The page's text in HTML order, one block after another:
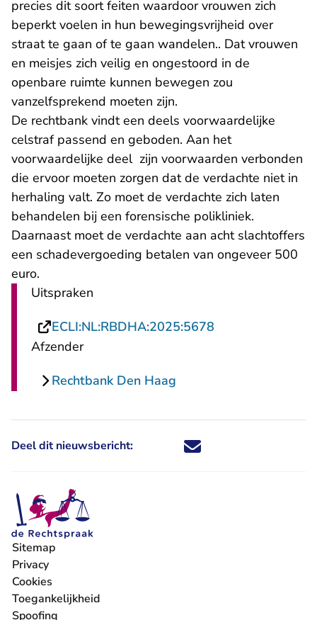
precies dit soort feiten waardoor vrouwen zich
beperkt voelen in hun bewegingsvrijheid over
straat te gaan of te gaan wandelen.. Dat vrouwen
en meisjes zich veilig en ongestoord in de
openbare ruimte kunnen bewegen zou
vanzelfsprekend moeten zijn.
De rechtbank vindt een deels voorwaardelijke
celstraf passend en geboden. Aan het
voorwaardelijke deel zijn voorwaarden verbonden
die ervoor moeten zorgen dat de verdachte niet in
herhaling valt. Zo moet de verdachte zich laten
behandelen bij een forensische polikliniek.
Daarnaast moet de verdachte aan acht slachtoffers
een schadevergoeding betalen van ongeveer 500
euro.
Uitspraken
ECLI:NL:RBDHA:2025:5678
Afzender
Rechtbank Den Haag
Deel dit nieuwsbericht: Deel dit nieuwsbericht via X -
Deel dit nieuwsbericht via
Deel dit nieuwsbericht
Deel dit
Sitemap
Privacy
Cookies
Toegankelijkheid
Spoofing